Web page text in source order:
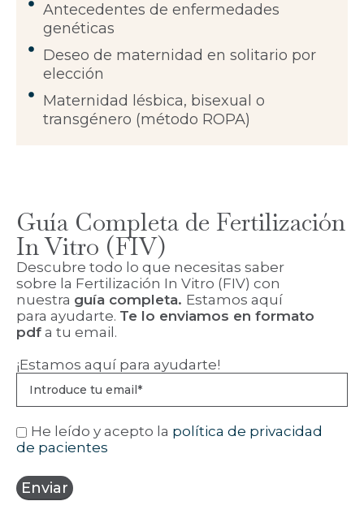
Antecedentes de enfermedades
genéticas
Deseo de maternidad en solitario por
elección
Maternidad lésbica, bisexual o
transgénero (método ROPA)
Guía Completa de Fertilización
In Vitro (FIV)
Descubre todo lo que necesitas saber
sobre la Fertilización In Vitro (FIV) con
nuestra guía completa. Estamos aquí
para ayudarte. Te lo enviamos en formato
pdf a tu email.
¡Estamos aquí para ayudarte!
He leído y acepto la política de privacidad
de pacientes